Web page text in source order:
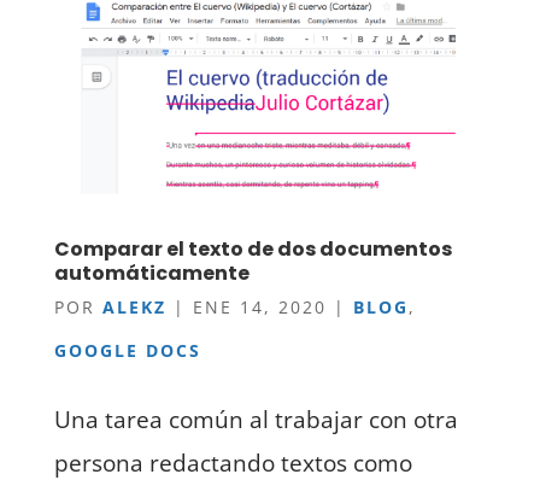
Comparar el texto de dos documentos
automáticamente
POR ALEKZ | ENE 14, 2020 | BLOG ,
GOOGLE DOCS
Una tarea común al trabajar con otra
persona redactando textos como